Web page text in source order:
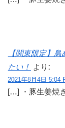
【関東限定】
たい！ より:
2021年8月4日 5:04
[…] ・豚生姜焼